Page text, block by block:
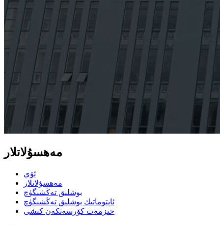
مەھسۇلاتلار
ئۆي
مەھسۇلاتلار
بوشلىق تەڭشىگۈچ
ئاپتوماتىك بوشلىق تەڭشىگۈچ
خىزمەت كۆرسەتكەن كىشى